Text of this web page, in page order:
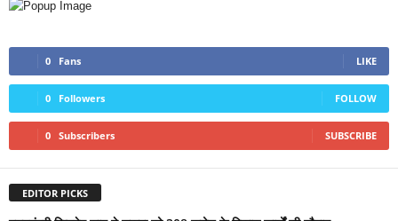
0 Fans LIKE
0 Followers FOLLOW
0 Subscribers SUBSCRIBE
EDITOR PICKS